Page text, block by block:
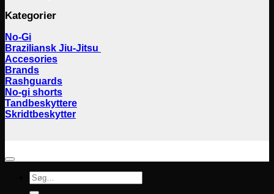
Kategorier
No-Gi
Braziliansk Jiu-Jitsu
Accesories
Brands
Rashguards
No-gi shorts
Tandbeskyttere
Skridtbeskytter
Søg
efter: